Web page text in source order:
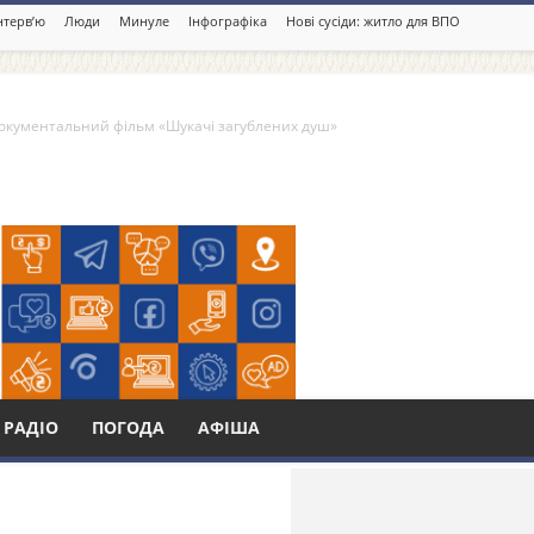
Люди Минуле Інфографіка Нові сусіди: житло для ВПО
РАДІО ПОГОДА АФІША
фільм «Шукачі загублених душ»